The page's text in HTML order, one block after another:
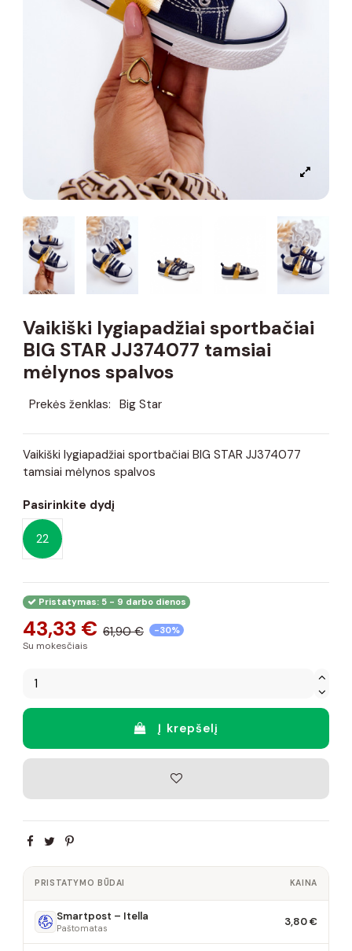
Vaikiški lygiapadžiai sportbačiai
BIG STAR JJ374077 tamsiai
mėlynos spalvos
Prekės ženklas: Big Star
Vaikiški lygiapadžiai sportbačiai BIG STAR JJ374077
tamsiai mėlynos spalvos
Pasirinkite dydį
22
Pristatymas: 5 - 9 darbo dienos
43,33 € 61,90 € -30%
Su mokesčiais
Į krepšelį
PRISTATYMO BŪDAI KAINA
Smartpost – Itella
Paštomatas 3,80 €